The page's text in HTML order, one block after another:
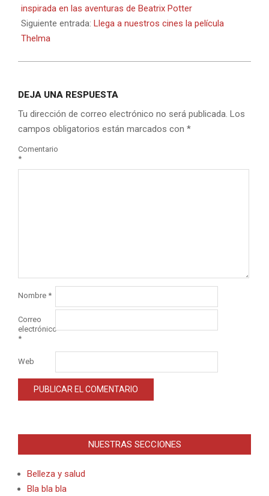
24
inspirada en las aventuras de Beatrix Potter
Siguiente entrada: Llega a nuestros cines la película
Thelma
DEJA UNA RESPUESTA
Tu dirección de correo electrónico no será publicada. Los
campos obligatorios están marcados con *
Comentario
*
Nombre *
Correo
electrónico
*
Web
NUESTRAS SECCIONES
Belleza y salud
Bla bla bla